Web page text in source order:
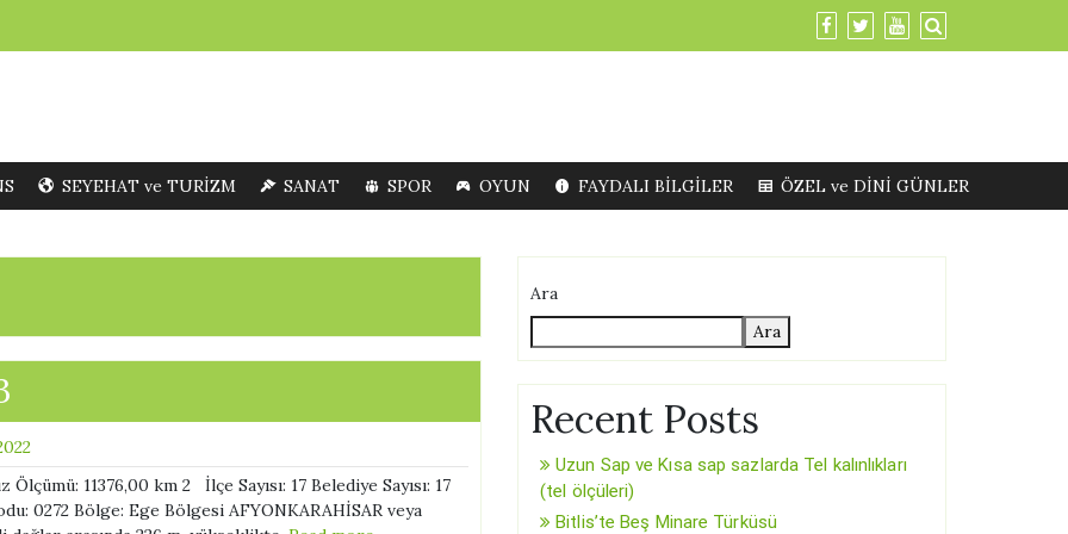
SEYEHAT ve TURİZM SANAT SPOR OYUN FAYDALI BİLGİLER ÖZEL ve DİNİ GÜNLER
11376,00 km 2 İlçe Sayısı: 17 Belediye Sayısı: 17
0272 Bölge: Ege Bölgesi AFYONKARAHİSAR veya
Ara
Ara
Recent Posts
Uzun Sap ve Kısa sap sazlarda Tel kalınlıkları
(tel ölçüleri)
Bitlis’te Beş Minare Türküsü